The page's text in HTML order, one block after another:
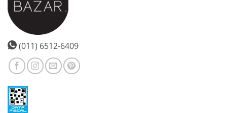
(011) 6512-6409